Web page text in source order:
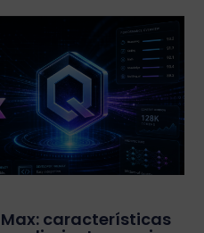
Max: características